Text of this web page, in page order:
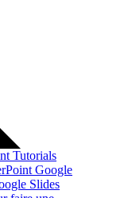
Tutorials
Google
Slides